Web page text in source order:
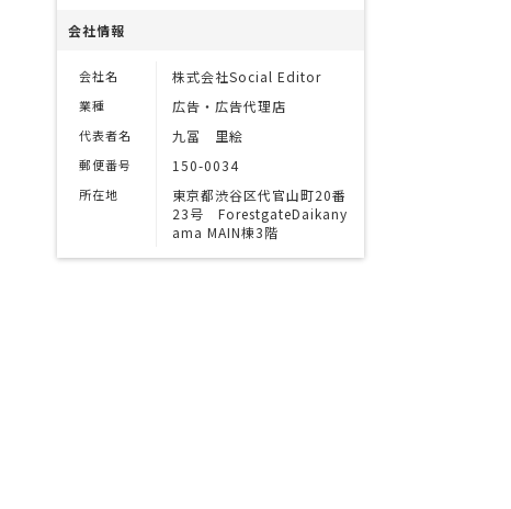
会社情報
会社名 株式会社Social Editor
業種 広告・広告代理店
代表者名 九冨 里絵
郵便番号 150-0034
所在地
東京都渋谷区代官山町20番
23号 ForestgateDaikany
ama MAIN棟3階